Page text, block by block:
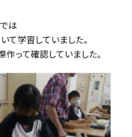
は
て学習していました。
作って確認していました。